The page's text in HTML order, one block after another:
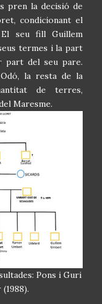
pren la decisió de
condicionant el
seu fill Guillem
termes i la part
part del seu pare.
la resta de la
de terres,
Maresme.
Pons i Guri